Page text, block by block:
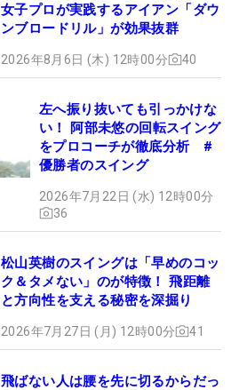
女子プロが実践するアイアン「ダウ
ンブロードリル」が効果抜群
2026年8月6日 (木) 12時00分 40
左へ振り抜いても引っかけな
い！ 阿部未悠の回転スイング
をプロコーチが徹底分析 #
優勝者のスイング
2026年7月22日 (水) 12時00分
36
松山英樹のスイングは「早めのコッ
ク＆タメない」のが特徴！ 飛距離
と方向性を支える秘密を深掘り
2026年7月27日 (月) 12時00分 41
飛ばない人は腰を先に切るからだっ